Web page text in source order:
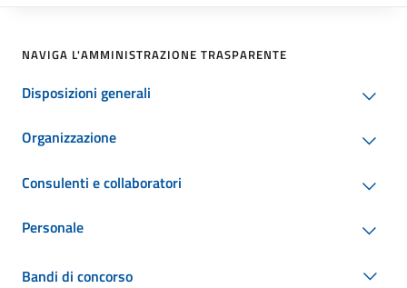
NAVIGA L'AMMINISTRAZIONE TRASPARENTE
Disposizioni generali
Organizzazione
Consulenti e collaboratori
Personale
Bandi di concorso